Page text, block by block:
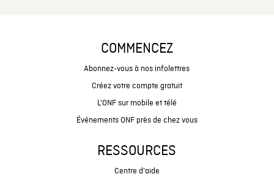
COMMENCEZ
Abonnez-vous à nos infolettres
Créez votre compte gratuit
L'ONF sur mobile et télé
Événements ONF près de chez vous
RESSOURCES
Centre d'aide